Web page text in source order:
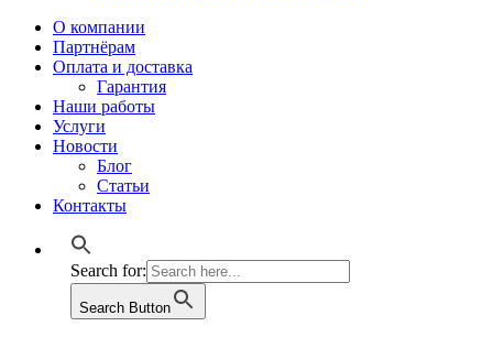
О компании
Партнёрам
Оплата и доставка
Гарантия
Наши работы
Услуги
Новости
Блог
Статьи
Контакты
Search for:
Search Button